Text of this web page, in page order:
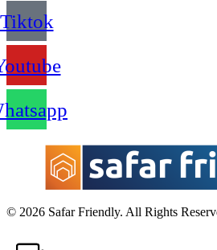
Tiktok
© 2026 Safar Friendly. All Rights